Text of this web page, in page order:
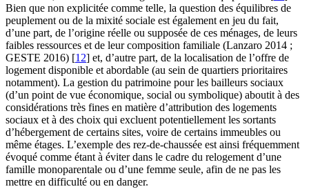
Bien que non explicitée comme telle, la question des équilibres de
peuplement ou de la mixité sociale est également en jeu du fait,
d’une part, de l’origine réelle ou supposée de ces ménages, de leurs
faibles ressources et de leur composition familiale (Lanzaro 2014 ;
GESTE 2016) [12] et, d’autre part, de la localisation de l’offre de
logement disponible et abordable (au sein de quartiers prioritaires
notamment). La gestion du patrimoine pour les bailleurs sociaux
(d’un point de vue économique, social ou symbolique) aboutit à des
considérations très fines en matière d’attribution des logements
sociaux et à des choix qui excluent potentiellement les sortants
d’hébergement de certains sites, voire de certains immeubles ou
même étages. L’exemple des rez-de-chaussée est ainsi fréquemment
évoqué comme étant à éviter dans le cadre du relogement d’une
famille monoparentale ou d’une femme seule, afin de ne pas les
mettre en difficulté ou en danger.